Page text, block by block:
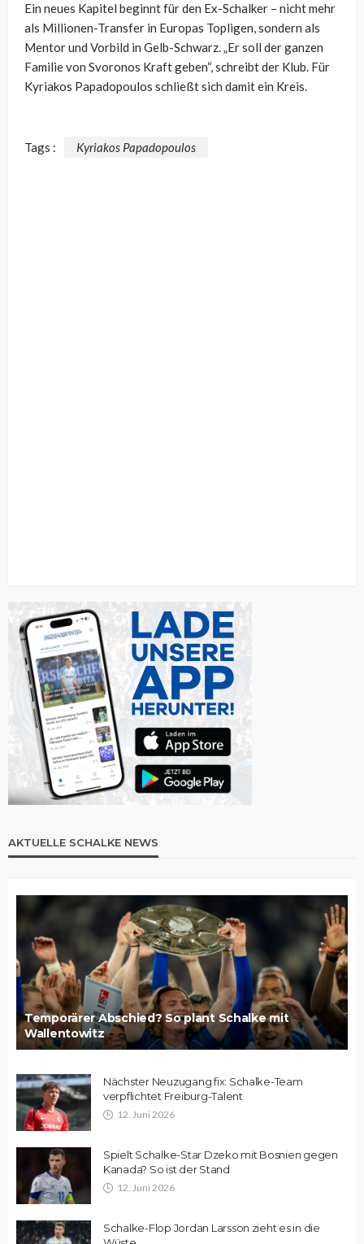
Ein neues Kapitel beginnt für den Ex-Schalker – nicht mehr
als Millionen-Transfer in Europas Topligen, sondern als
Mentor und Vorbild in Gelb-Schwarz. „Er soll der ganzen
Familie von Svoronos Kraft geben“, schreibt der Klub. Für
Kyriakos Papadopoulos schließt sich damit ein Kreis.
Tags : Kyriakos Papadopoulos
AKTUELLE SCHALKE NEWS
Temporärer Abschied? So plant Schalke mit
Wallentowitz
Nächster Neuzugang fix: Schalke-Team
verpflichtet Freiburg-Talent
12. Juni 2026
Spielt Schalke-Star Dzeko mit Bosnien gegen
Kanada? So ist der Stand
12. Juni 2026
Schalke-Flop Jordan Larsson zieht es in die